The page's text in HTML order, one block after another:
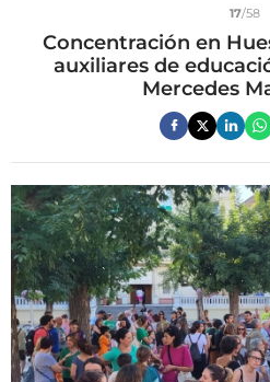
17/58
Concentración en
auxiliares de
Mercedes